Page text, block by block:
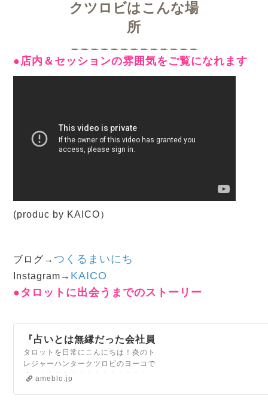
クツロビはこんな場
所
●店内＆セッションの雰囲気をご覧になれます
(produc by KAICO）
ブログ→ つくるまいにち
Instagram→ KAICO
●タロットに出会うまでのストーリー
『占いとは無縁だった会社員
生活20年の私がタロットを
職業にするまでのストーリ
ー』
タロットを日常にこんにちは！炎のト
レジャーハンタークツロビのヨーコで
す☆☆☆☆☆☆☆☆☆☆☆☆☆☆☆こ
ameblo.jp